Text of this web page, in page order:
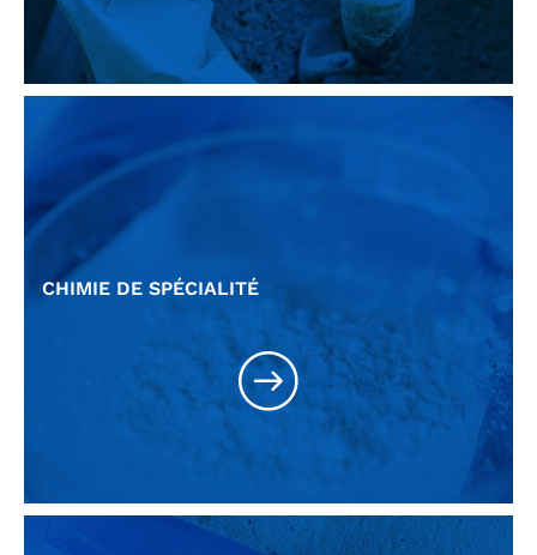
CHIMIE DE SPÉCIALITÉ
Polymères et silicones
Poudres métallique
Matériaux de friction